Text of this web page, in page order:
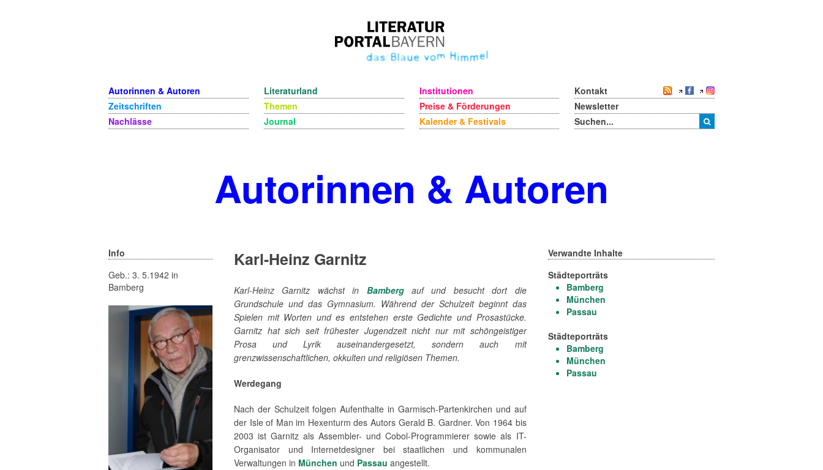
Autorinnen & Autoren
Zeitschriften
Nachlässe
Literaturland
Themen
Journal
Institutionen
Preise & Förderungen
Kalender & Festivals
Kontakt
Newsletter
Autorinnen & Autoren
Info
Geb.: 3. 5.1942 in
Bamberg
Karl-Heinz Garnitz
Karl-Heinz Garnitz wächst in Bambergauf und besucht dort die
Grundschule und das Gymnasium. Während der Schulzeit beginnt das
Spielen mit Worten und es entstehen erste Gedichte und Prosastücke.
Garnitz hat sich seit frühester Jugendzeit nicht nur mit schöngeistiger
Prosa und Lyrik auseinandergesetzt, sondern auch mit
grenzwissenschaftlichen, okkulten und religiösen Themen.
Werdegang
Nach der Schulzeit folgen Aufenthalte in Garmisch-Partenkirchen und auf
der Isle of Man im Hexenturm des Autors Gerald B. Gardner. Von 1964 bis
2003 ist Garnitz als Assembler- und Cobol-Programmierer sowie als IT-
Organisator und Internetdesigner bei staatlichen und kommunalen
Verwaltungen in München und Passau angestellt.
Verwandte Inhalte
Städteporträts
Bamberg
München
Passau
Städteporträts
Bamberg
München
Passau